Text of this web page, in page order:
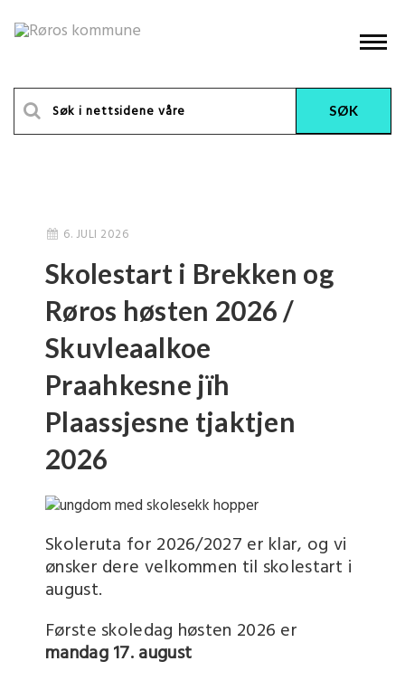
6. JULI 2026
Skolestart i Brekken og
Røros høsten 2026 /
Skuvleaalkoe
Praahkesne jïh
Plaassjesne tjaktjen
2026
Skoleruta for 2026/2027 er klar, og vi
ønsker dere velkommen til skolestart i
august.
Første skoledag høsten 2026 er
mandag 17. august